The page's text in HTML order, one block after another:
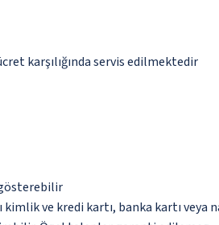
karşılığında servis edilmektedir
ve kredi kartı, banka kartı